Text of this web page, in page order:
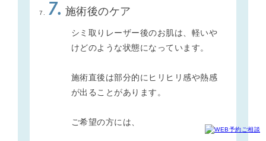
7. 施術後のケア
シミ取りレーザー後のお肌は、軽いや
けどのような状態になっています。
施術直後は部分的にヒリヒリ感や熱感
が出ることがあります。
ご希望の方には、